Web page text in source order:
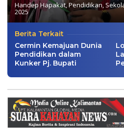
Handep Hapakat,Pendidikan,
2025
Berita Terkait
Cermin Kemajuan Dunia
Pendidikan dalam
Kunker Pj. Bupati